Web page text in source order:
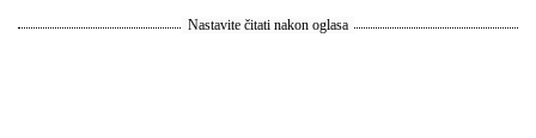
Nastavite čitati nakon oglasa